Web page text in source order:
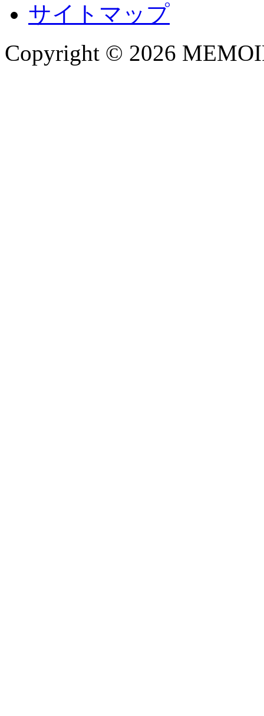
サイトマップ
Copyright © 2026